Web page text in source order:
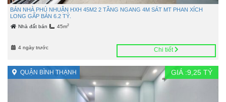
BÁN NHÀ PHÚ NHUẬN HXH 45M2 2 TẦNG NGANG 4M SÁT MT PHAN XÍCH
LONG GẤP BÁN 6.2 TỶ.
Nhà đất bán 45m2
4 ngày trước Chi tiết
QUẬN BÌNH THẠNH GIÁ :9,25 TỶ